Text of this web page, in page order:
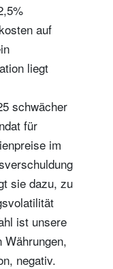
auf
liegt
schwächer
für
im
sie dazu, zu
ist unsere
Währungen,
negativ.